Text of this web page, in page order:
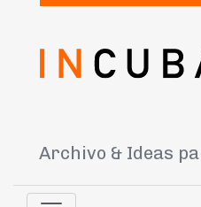
Archivo & Ideas